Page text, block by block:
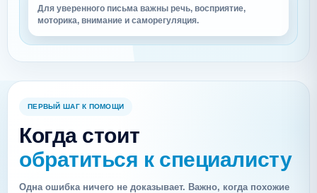
Для уверенного письма важны речь, восприятие,
моторика, внимание и саморегуляция.
ПЕРВЫЙ ШАГ К ПОМОЩИ
Когда стоит
обратиться к специалисту
Одна ошибка ничего не доказывает. Важно, когда похожие